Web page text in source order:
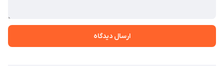
ارسال دیدگاه